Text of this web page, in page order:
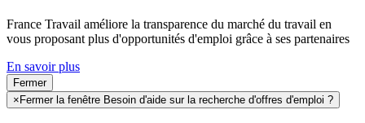
France Travail améliore la transparence du marché du travail en
vous proposant plus d'opportunités d'emploi grâce à ses partenaires
En savoir plus
Fermer
× Fermer la fenêtre Besoin d'aide sur la recherche d'offres d'emploi ?